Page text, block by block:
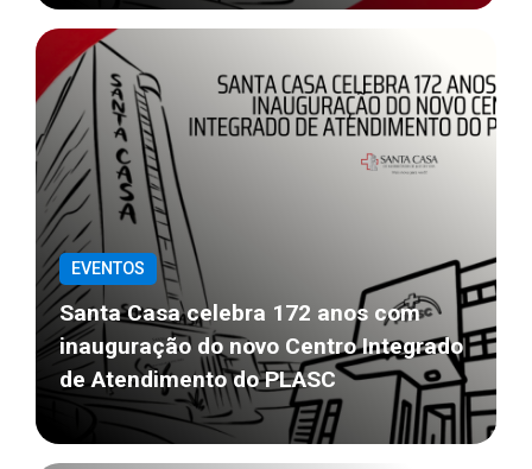
EVENTOS
Santa Casa celebra 172 anos com
inauguração do novo Centro Integrado
de Atendimento do PLASC